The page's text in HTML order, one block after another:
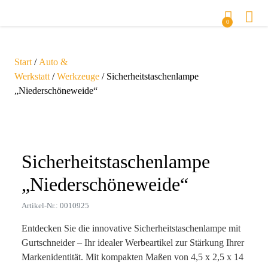
0
Start / Auto &
Werkstatt /Werkzeuge / Sicherheitstaschenlampe
„Niederschöneweide“
Sicherheitstaschenlampe
„Niederschöneweide“
Artikel-Nr.: 0010925
Entdecken Sie die innovative Sicherheitstaschenlampe mit
Gurtschneider – Ihr idealer Werbeartikel zur Stärkung Ihrer
Markenidentität. Mit kompakten Maßen von 4,5 x 2,5 x 14